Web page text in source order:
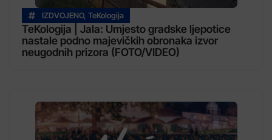
IZDVOJENO, TeKologija
TeKologija | Jala: Umjesto gradske ljepotice
nastale podno majevičkih obronaka izvor
neugodnih prizora (FOTO/VIDEO)